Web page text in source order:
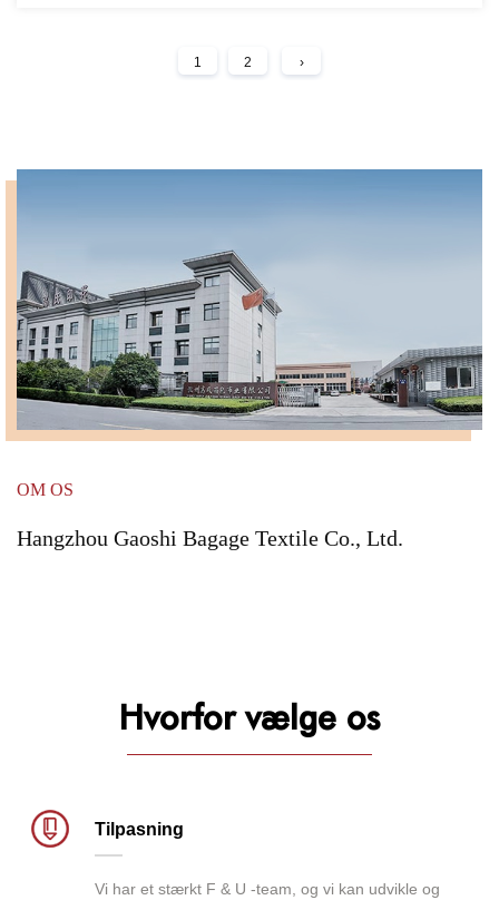
1 2 ›
OM OS
Hangzhou Gaoshi Bagage Textile Co., Ltd.
Hvorfor vælge os
Tilpasning
Vi har et stærkt F & U -team, og vi kan udvikle og